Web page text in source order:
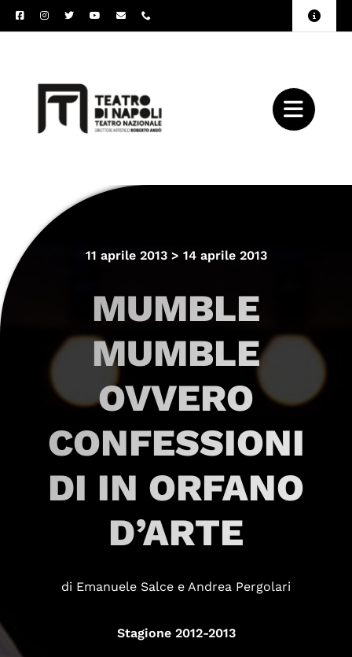
Salta
al
Toggle
11 aprile 2013 > 14 aprile 2013
MUMBLE
MUMBLE
OVVERO
CONFESSIONI
DI IN ORFANO
D’ARTE
di Emanuele Salce e Andrea Pergolari
Stagione 2012-2013